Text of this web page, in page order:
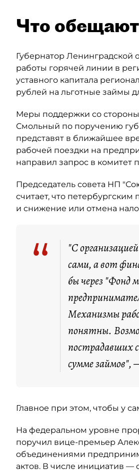
Что
Губернатор Ленинградской
работы горячей линии в
уставного капитала
рублей на льготные займы
Меры поддержки со стороны
Смольный по поручению
представят в ближайшее
рабочей поездки на
направил запрос в
Председатель совета НП
считает, что
и снижение или отмена
“
"С
сами, а вот
бы через "Фонд
Механизмы
понятны.
пострадавших
сумме займов",
Главное при этом, чтобы у
На федеральном уровне
поручил вице-премьер
объединениями
актов. В числе инициатив —